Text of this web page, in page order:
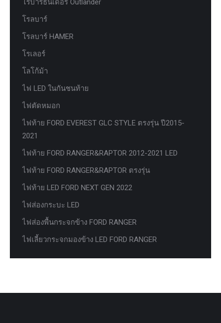
โรลบาร์
โรลบาร์ HAMER
โรเลอร์
โลโก้ม้า
ไฟ LED ในกันชนท้าย
ไฟตัดหมอก
ไฟท้าย FORD EVEREST GLC STYLE ตรงรุ่น ปี2015-
2021
ไฟท้าย FORD RANGER&RAPTOR 2012-2021 LED
ไฟท้าย FORD RANGER&RAPTOR ตรงรุ่น
ไฟท้าย LED FORD NEXT GEN 2022
ไฟส่องกระบะ LED
ไฟส่องพื้นกระจกข้าง FORD RANGER
ไฟเลี้ยวกระจกมองข้าง LED FORD RANGER